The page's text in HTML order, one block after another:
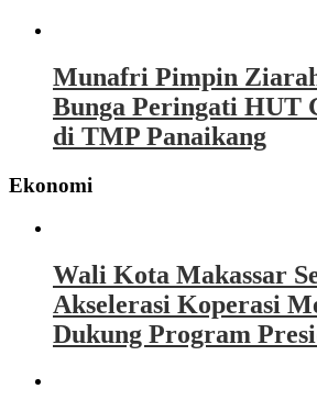
Munafri Pimpin
Bunga Peringati HUT
di TMP Panaikang
Ekonomi
Wali Kota Makassar
Akselerasi Koperasi
Dukung Program